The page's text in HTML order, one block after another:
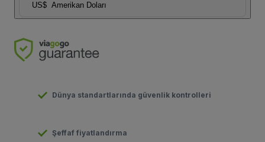
US$ Amerikan Doları
Dünya standartlarında güvenlik kontrolleri
Şeffaf fiyatlandırma